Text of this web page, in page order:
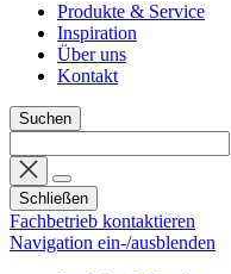
Produkte & Service
Inspiration
Über uns
Kontakt
Suchen
Schließen
Fachbetrieb kontaktieren
Navigation ein-/ausblenden